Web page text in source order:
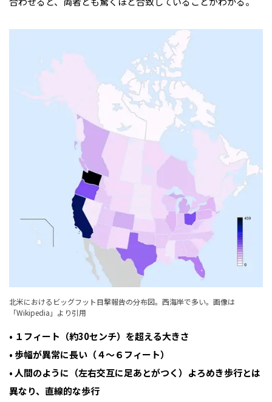
北米におけるビッグフット目撃報告の分布図。西海岸で多い。画像は
「Wikipedia 」より引用
• １フィート（約30センチ）を超える大きさ
• 歩幅が異常に長い（４～６フィート）
• 人間のように（左右交互に足あとがつく）よろめき歩行とは
異なり、直線的な歩行